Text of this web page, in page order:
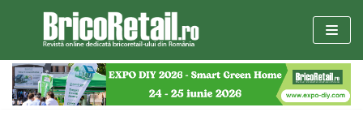
la
conținut